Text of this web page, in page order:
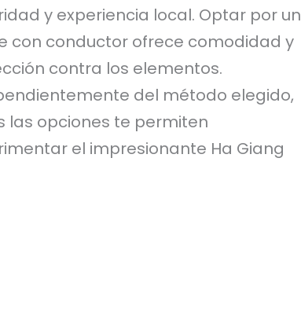
y experiencia local. Optar por un
con conductor ofrece comodidad y
contra los elementos.
del método elegido,
las opciones te permiten
el impresionante Ha Giang